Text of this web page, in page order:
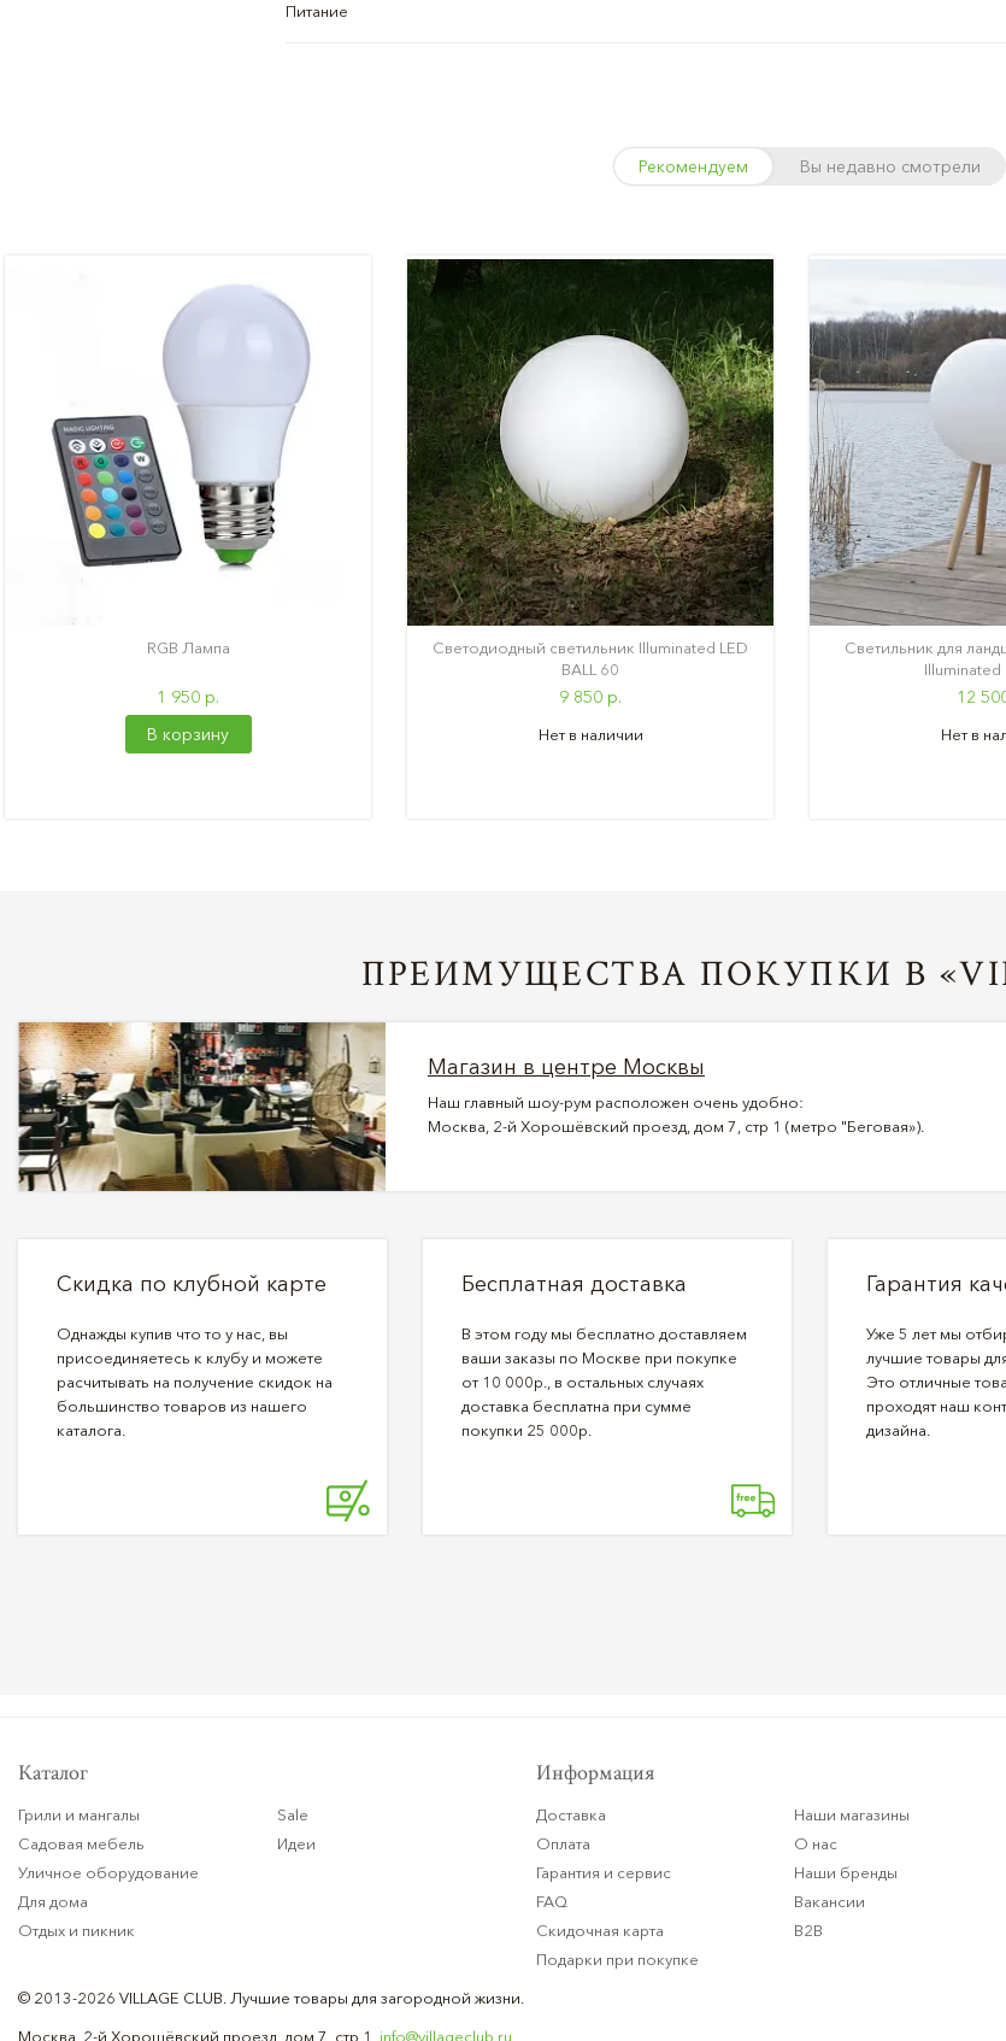
Питание
Рекомендуем Вы недавно смотрели
RGB Лампа
1 950 р.
В корзину
Светодиодный светильник Illuminated LED
BALL 60
9 850 р.
Нет в наличии
Светильник для
Illuminated
12
Нет в
ПРЕИМУЩЕСТВА ПОКУПКИ В
Магазин в центре Москвы
Наш главный шоу-рум расположен очень удобно:
Москва, 2-й Хорошёвский проезд, дом 7, стр 1 (метро "Беговая»).
Скидка по клубной карте
Однажды купив что то у нас, вы
присоединяетесь к клубу и можете
расчитывать на получение скидок на
большинство товаров из нашего
каталога.
Бесплатная доставка
В этом году мы бесплатно доставляем
ваши заказы по Москве при покупке
от 10 000р., в остальных случаях
доставка бесплатна при сумме
покупки 25 000р.
Гарантия
Уже 5 лет мы
лучшие товары
Это отличные
проходят наш
дизайна.
Каталог
Грили и мангалы
Садовая мебель
Уличное оборудование
Для дома
Отдых и пикник
Sale
Идеи
Информация
Доставка
Оплата
Гарантия и сервис
FAQ
Скидочная карта
Подарки при покупке
Наши магазины
О нас
Наши бренды
Вакансии
B2B
© 2013-2026 VILLAGE CLUB. Лучшие товары для загородной жизни.
Москва, 2-й Хорошёвский проезд, дом 7, стр 1, info@villageclub.ru